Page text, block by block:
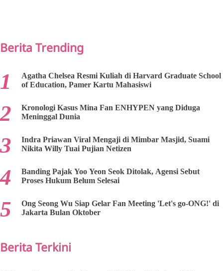
Berita Trending
Agatha Chelsea Resmi Kuliah di Harvard Graduate School
of Education, Pamer Kartu Mahasiswi
Kronologi Kasus Mina Fan ENHYPEN yang Diduga
Meninggal Dunia
Indra Priawan Viral Mengaji di Mimbar Masjid, Suami
Nikita Willy Tuai Pujian Netizen
Banding Pajak Yoo Yeon Seok Ditolak, Agensi Sebut
Proses Hukum Belum Selesai
Ong Seong Wu Siap Gelar Fan Meeting 'Let's go-ONG!' di
Jakarta Bulan Oktober
Berita Terkini